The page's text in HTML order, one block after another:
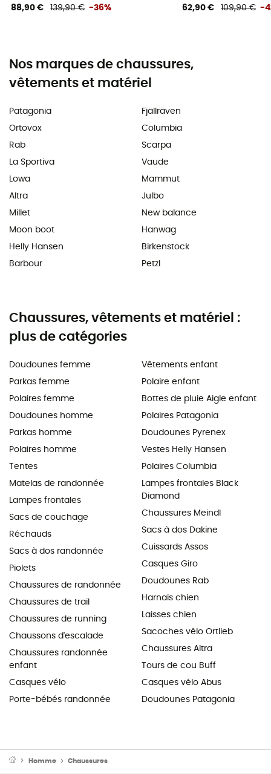
88,90 € 139,90 € -36% 62,90 € 109,90 € -
Nos marques de chaussures,
vêtements et matériel
Patagonia
Ortovox
Rab
La Sportiva
Lowa
Altra
Millet
Moon boot
Helly Hansen
Barbour
Fjällräven
Columbia
Scarpa
Vaude
Mammut
Julbo
New balance
Hanwag
Birkenstock
Petzl
Chaussures, vêtements et matériel :
plus de catégories
Doudounes femme
Parkas femme
Polaires femme
Doudounes homme
Parkas homme
Polaires homme
Tentes
Matelas de randonnée
Lampes frontales
Sacs de couchage
Réchauds
Sacs à dos randonnée
Piolets
Chaussures de randonnée
Chaussures de trail
Chaussures de running
Chaussons d'escalade
Chaussures randonnée
enfant
Casques vélo
Porte-bébés randonnée
Vêtements enfant
Polaire enfant
Bottes de pluie Aigle enfant
Polaires Patagonia
Doudounes Pyrenex
Vestes Helly Hansen
Polaires Columbia
Lampes frontales Black
Diamond
Chaussures Meindl
Sacs à dos Dakine
Cuissards Assos
Casques Giro
Doudounes Rab
Harnais chien
Laisses chien
Sacoches vélo Ortlieb
Chaussures Altra
Tours de cou Buff
Casques vélo Abus
Doudounes Patagonia
Homme Chaussures